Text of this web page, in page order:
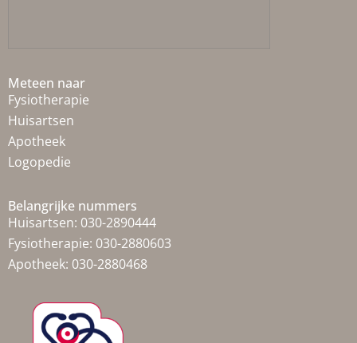
Meteen naar
Fysiotherapie
Huisartsen
Apotheek
Logopedie
Belangrijke nummers
Huisartsen: 030-2890444
Fysiotherapie: 030-2880603
Apotheek: 030-2880468